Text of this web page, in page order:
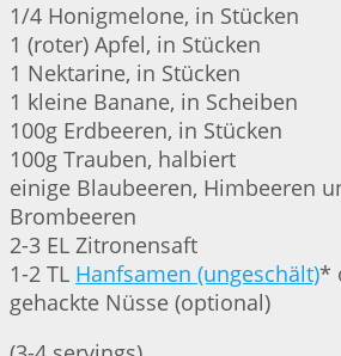
1/4 Honigmelone, in Stücken
1 (roter) Apfel, in Stücken
1 Nektarine, in Stücken
1 kleine Banane, in Scheiben
100g Erdbeeren, in Stücken
100g Trauben, halbiert
einige Blaubeeren, Himbeeren
Brombeeren
2-3 EL Zitronensaft
1-2 TL Hanfsamen (ungeschält)*
gehackte Nüsse (optional)